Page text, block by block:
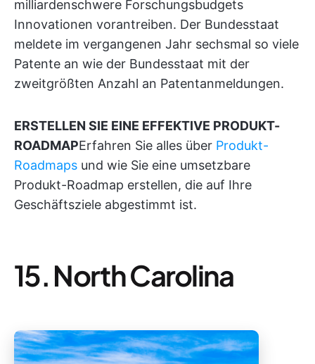
milliardenschwere Forschungsbudgets
Innovationen vorantreiben. Der Bundesstaat
meldete im vergangenen Jahr sechsmal so viele
Patente an wie der Bundesstaat mit der
zweitgrößten Anzahl an Patentanmeldungen.
ERSTELLEN SIE EINE EFFEKTIVE PRODUKT-
ROADMAPErfahren Sie alles über Produkt-
Roadmaps und wie Sie eine umsetzbare
Produkt-Roadmap erstellen, die auf Ihre
Geschäftsziele abgestimmt ist.
15. North Carolina